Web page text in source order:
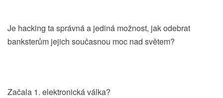
Je hacking ta správná a jediná možnost, jak odebrat
banksterům jejich současnou moc nad světem?
Začala 1. elektronická válka?